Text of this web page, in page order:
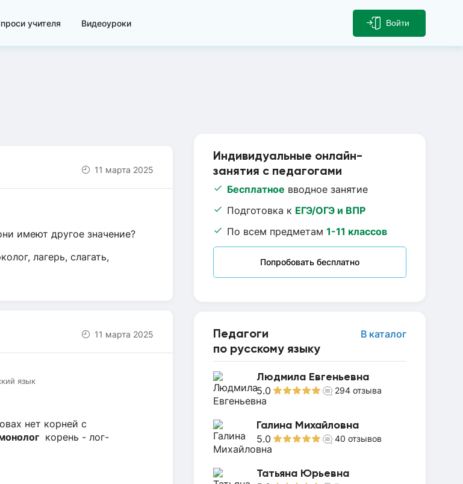
учителя Видеоуроки Войти
Индивидуальные онлайн-
занятия с педагогами
Бесплатное вводное занятие
Подготовка к ЕГЭ/ОГЭ и ВПР
По всем предметам 1-11 классов
Попробовать бесплатно
Педагоги
по русскому языку
В каталог
Людмила Евгеньевна
5.0 294 отзыва
Галина Михайловна
5.0 40 отзывов
Татьяна Юрьевна
11 марта 2025
имеют другое значение?
лагерь, слагать,
11 марта 2025
язык
нет корней с
корень - лог-